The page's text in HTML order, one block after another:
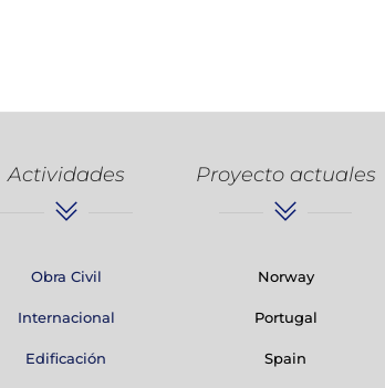
Actividades
Obra Civil
Internacional
Edificación
Proyecto actuales
Norway
Portugal
Spain